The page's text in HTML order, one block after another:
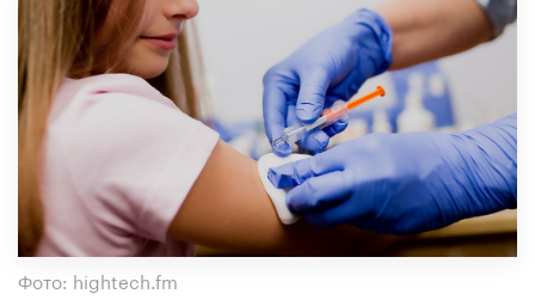
Фото: hightech.fm